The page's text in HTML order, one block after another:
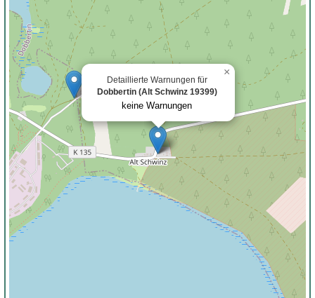
Detaillierte Warnungen für
Dobbertin (Alt Schwinz 19399)
keine Warnungen
×